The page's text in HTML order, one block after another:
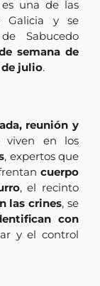
es una de las
Galicia y se
Sabucedo
semana de
de julio.
reunión y
viven en los
, expertos que
cuerpo
, el recinto
las crines, se
con
y el control